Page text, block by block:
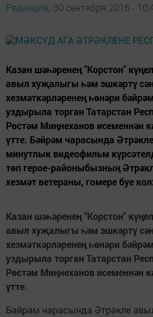
Редакция, 30 сентября 2016 -
Казан шәһәренең "Корстон"
авыл хуҗалыгы һәм эшкәртү
хезмәткәрләренең һөнәри
уздырыла торган Татарстан
Рөстәм Миңнеханов исеменнән
үтте. Бәйрәм чарасында
минутлык видеофильм
төп герое-районыбызның
хезмәт ветераны, гомере буе
Казан шәһәренең "Корстон"
авыл хуҗалыгы һәм эшкәртү
хезмәткәрләренең һөнәри
уздырыла торган Татарстан
Рөстәм Миңнеханов исеменнән
үтте.
Бәйрәм чарасында Әтрәкле